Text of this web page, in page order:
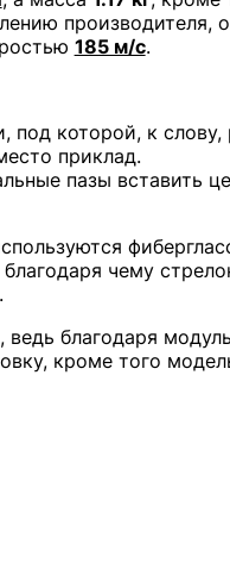
производителя,
185 м/с.
под которой, к
приклад.
пазы вставить
благодаря чему
ведь благодаря
кроме того